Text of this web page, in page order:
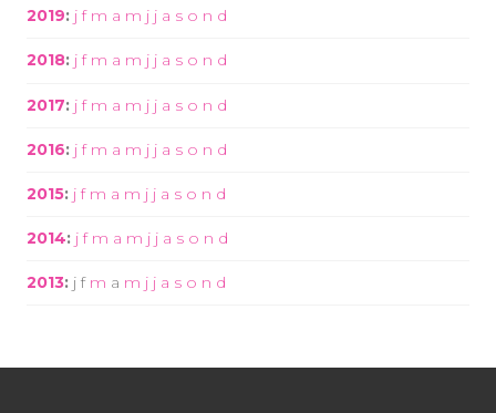
2019: j f m a m j j a s o n d
2018: j f m a m j j a s o n d
2017: j f m a m j j a s o n d
2016: j f m a m j j a s o n d
2015: j f m a m j j a s o n d
2014: j f m a m j j a s o n d
2013: j f m a m j j a s o n d